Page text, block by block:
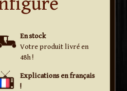
En stock
Votre produit livré en
48h !
Explications en français
!